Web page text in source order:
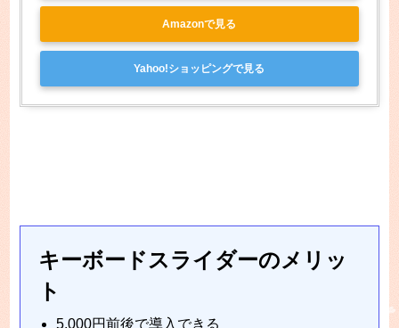
Amazonで見る
Yahoo!ショッピングで見る
キーボードスライダーのメリッ
ト
5,000円前後で導入できる